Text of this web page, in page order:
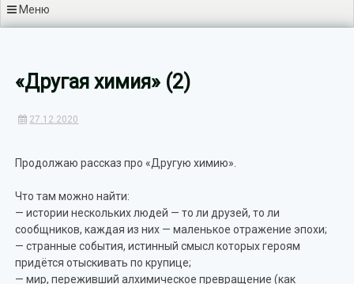
Меню
«Другая химия» (2)
27.12.2020
Продолжаю рассказ про «Другую химию».
Что там можно найти:
— истории нескольких людей — то ли друзей, то ли
сообщников, каждая из них — маленькое отражение эпохи;
— странные события, истинный смысл которых героям
придётся отыскивать по крупице;
— мир, переживший алхимическое превращение (как